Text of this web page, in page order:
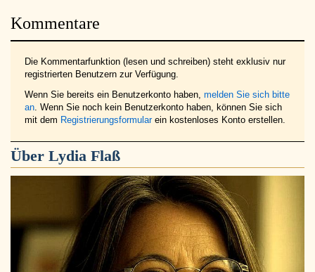
Kommentare
Die Kommentarfunktion (lesen und schreiben) steht exklusiv nur
registrierten Benutzern zur Verfügung.
Wenn Sie bereits ein Benutzerkonto haben, melden Sie sich bitte
an . Wenn Sie noch kein Benutzerkonto haben, können Sie sich
mit dem Registrierungsformularein kostenloses Konto erstellen.
Über Lydia Flaß